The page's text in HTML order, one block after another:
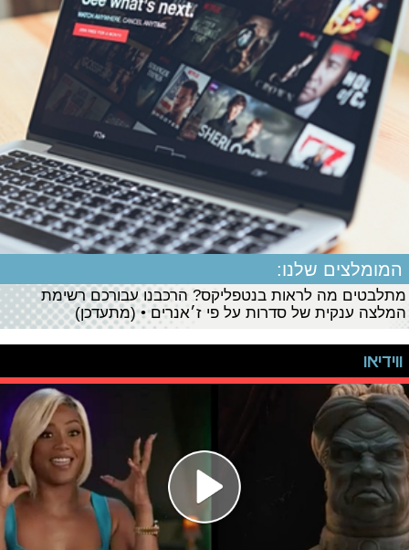
המומלצים שלנו:
מתלבטים מה לראות בנטפליקס? הרכבנו עבורכם רשימת
המלצה ענקית של סדרות על פי ז׳אנרים • (מתעדכן)
ווידיאו